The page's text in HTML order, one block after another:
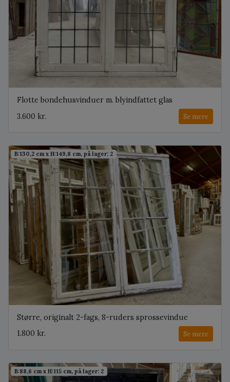
Flotte bondehusvinduer m. blyindfattet glas
3.600 kr.
Se mere
B:130,2 cm x H:149,8 cm, på lager: 2
Større, originalt 2-fags, 8-ruders sprossevindue
1.800 kr.
Se mere
B:88,6 cm x H:115 cm, på lager: 2